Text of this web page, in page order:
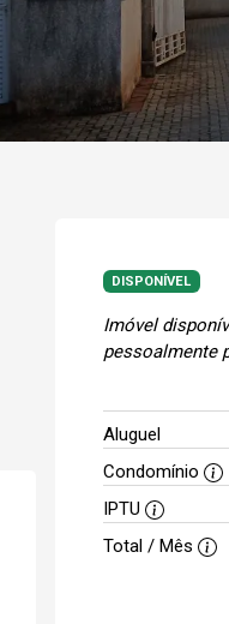
DISPONÍVEL
Imóvel
pessoalmente
Aluguel
Condomínio
IPTU
Total / Mês